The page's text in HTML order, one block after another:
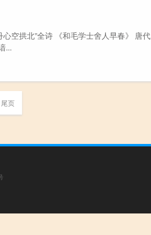
空拱北”全诗 《和毛学士舍人早春》 唐代
...
尾页